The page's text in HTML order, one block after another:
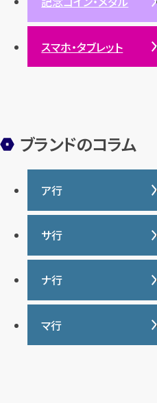
スマホ・タブレット
ブランドのコラム
ア行
IWC
ヴァシュロンコンスタンタ
ン
ウブロ
エルメス
オーデマ ピゲ
サ行
サマンサタバサ
ジーショック
ジャガー・ルクルト
ナ行
ナイキ
マ行